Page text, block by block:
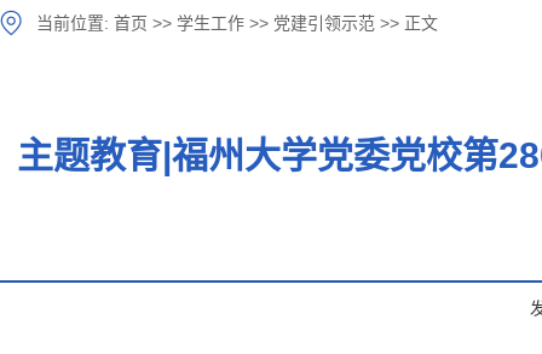
当前位置: 首页 >> 学生工作 >> 党建引领示范 >> 正文
主题教育|福州大学党委党校第